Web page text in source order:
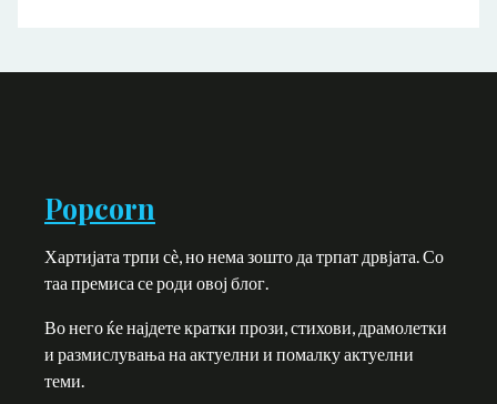
Popcorn
Хартијата трпи сѐ, но нема зошто да трпат дрвјата. Со
таа премиса се роди овој блог.
Во него ќе најдете кратки прози, стихови, драмолетки
и размислувања на актуелни и помалку актуелни
теми.